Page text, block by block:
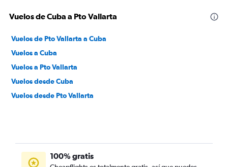
Vuelos de Cuba a Pto Vallarta
Vuelos de Pto Vallarta a Cuba
Vuelos a Cuba
Vuelos a Pto Vallarta
Vuelos desde Cuba
Vuelos desde Pto Vallarta
100% gratis